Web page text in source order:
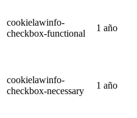
cookielawinfo-
checkbox-functional
1 año
cookielawinfo-
checkbox-necessary
1 año